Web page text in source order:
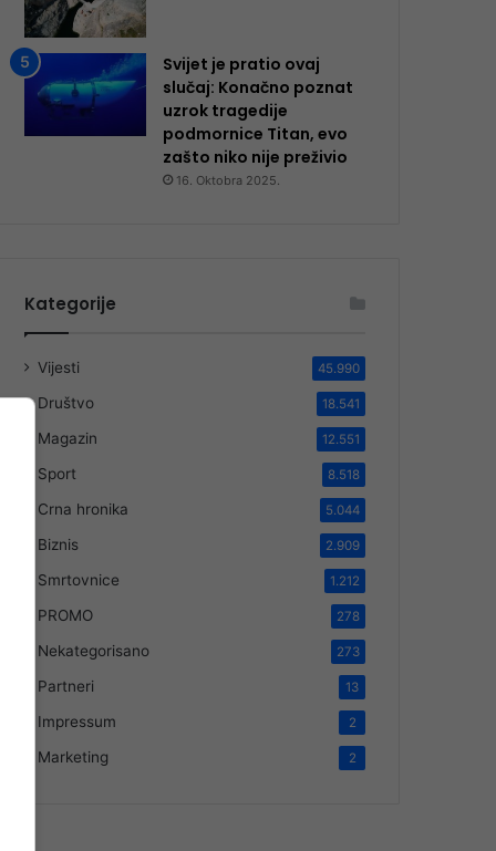
Svijet je pratio ovaj
slučaj: Konačno poznat
uzrok tragedije
podmornice Titan, evo
zašto niko nije preživio
16. Oktobra 2025.
Kategorije
Vijesti 45.990
Društvo 18.541
Magazin 12.551
Sport 8.518
Crna hronika 5.044
Biznis 2.909
Smrtovnice 1.212
PROMO 278
Nekategorisano 273
Partneri 13
Impressum 2
Marketing 2